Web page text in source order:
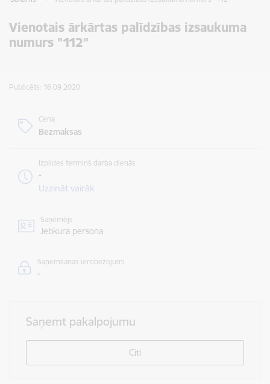
Vienotais ārkārtas palīdzības izsaukuma
numurs "112"
Publicēts: 16.09.2020.
Cena
Bezmaksas
Izpildes termiņš darba dienās
-
Uzzināt vairāk
Saņēmējs
Jebkura persona
Saņemšanas ierobežojumi
-
Saņemt pakalpojumu
Citi